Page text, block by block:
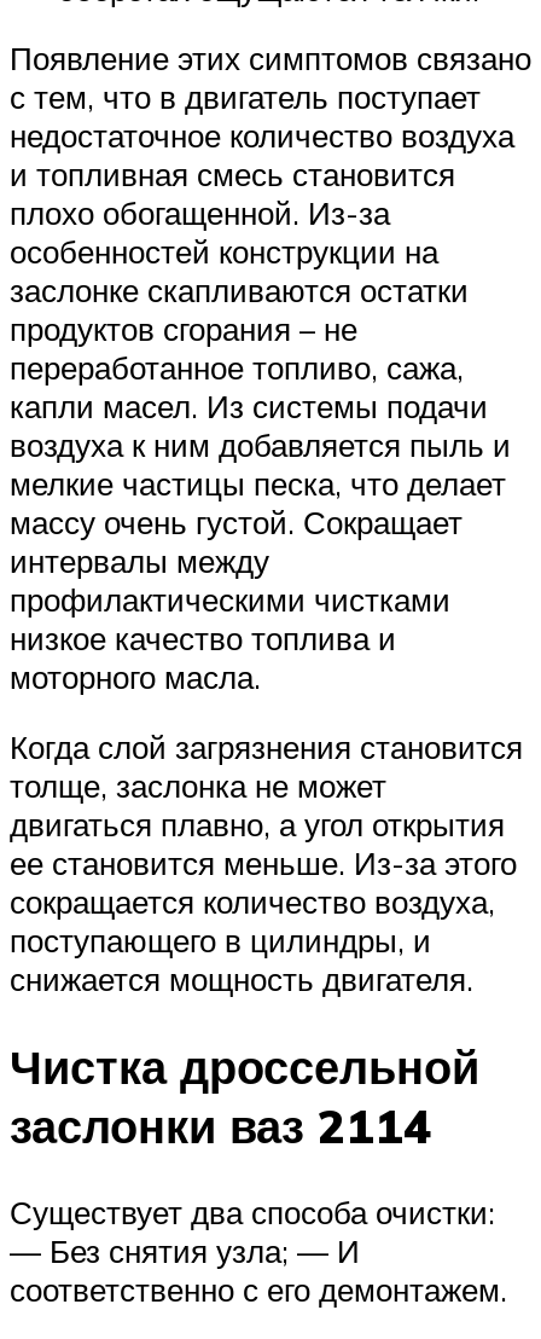
Появление этих симптомов связано
с тем, что в двигатель поступает
недостаточное количество воздуха
и топливная смесь становится
плохо обогащенной. Из-за
особенностей конструкции на
заслонке скапливаются остатки
продуктов сгорания – не
переработанное топливо, сажа,
капли масел. Из системы подачи
воздуха к ним добавляется пыль и
мелкие частицы песка, что делает
массу очень густой. Сокращает
интервалы между
профилактическими чистками
низкое качество топлива и
моторного масла.
Когда слой загрязнения становится
толще, заслонка не может
двигаться плавно, а угол открытия
ее становится меньше. Из-за этого
сокращается количество воздуха,
поступающего в цилиндры, и
снижается мощность двигателя.
Чистка дроссельной
заслонки ваз 2114
Существует два способа очистки:
— Без снятия узла; — И
соответственно с его демонтажем.